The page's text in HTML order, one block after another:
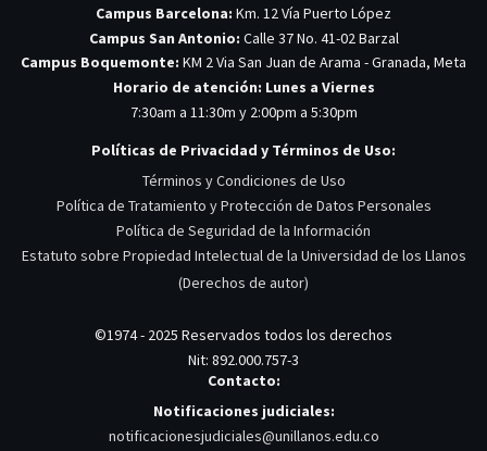
Campus Barcelona: Km. 12 Vía Puerto López
Campus San Antonio: Calle 37 No. 41-02 Barzal
Campus Boquemonte: KM 2 Via San Juan de Arama - Granada, Meta
Horario de atención: Lunes a Viernes
7:30am a 11:30m y 2:00pm a 5:30pm
Políticas de Privacidad y Términos de Uso:
Términos y Condiciones de Uso
Política de Tratamiento y Protección de Datos Personales
Política de Seguridad de la Información
Estatuto sobre Propiedad Intelectual de la Universidad de los Llanos
(Derechos de autor)
©1974 - 2025 Reservados todos los derechos
Nit: 892.000.757-3
Contacto:
Notificaciones judiciales:
notificacionesjudiciales@unillanos.edu.co